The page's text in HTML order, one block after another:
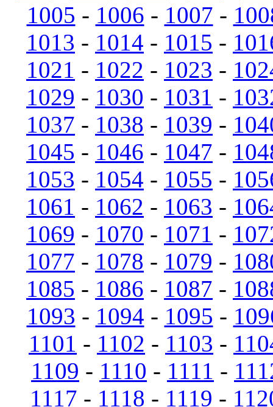
1005 - 1006 - 1007 -
1013 - 1014 - 1015 -
1021 - 1022 - 1023 -
1029 - 1030 - 1031 -
1037 - 1038 - 1039 -
1045 - 1046 - 1047 -
1053 - 1054 - 1055 -
1061 - 1062 - 1063 -
1069 - 1070 - 1071 -
1077 - 1078 - 1079 -
1085 - 1086 - 1087 -
1093 - 1094 - 1095 -
1101 - 1102 - 1103 -
1109 - 1110 - 1111 -
1117 - 1118 - 1119 -